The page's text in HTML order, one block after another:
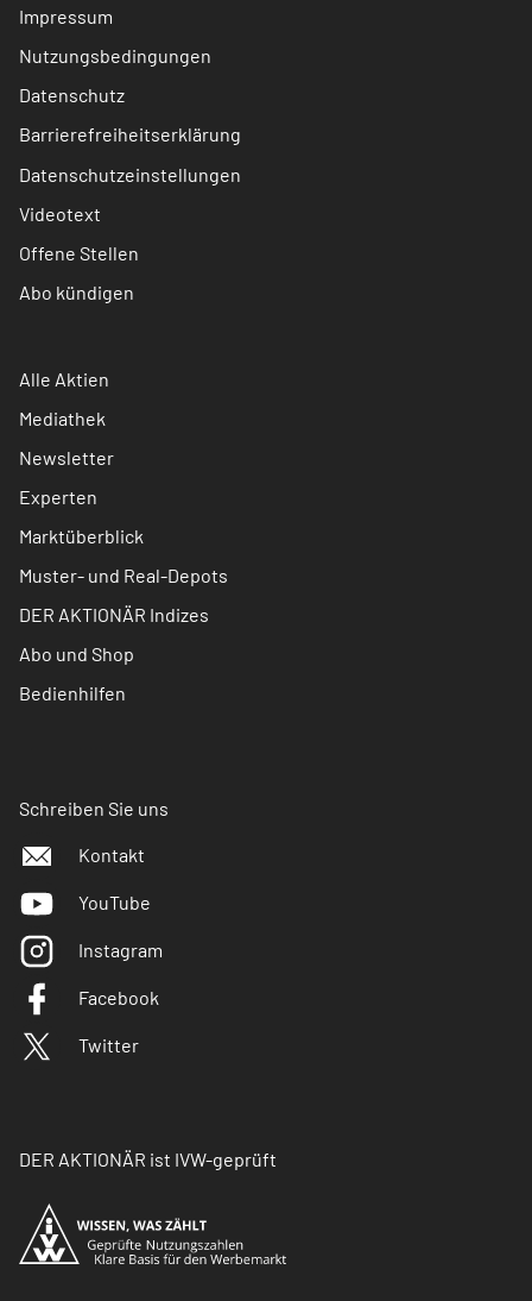
Impressum
Nutzungsbedingungen
Datenschutz
Barrierefreiheitserklärung
Datenschutzeinstellungen
Videotext
Offene Stellen
Abo kündigen
Alle Aktien
Mediathek
Newsletter
Experten
Marktüberblick
Muster- und Real-Depots
DER AKTIONÄR Indizes
Abo und Shop
Bedienhilfen
Schreiben Sie uns
Kontakt
YouTube
Instagram
Facebook
Twitter
DER AKTIONÄR ist IVW-geprüft